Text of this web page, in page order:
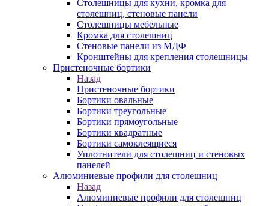
Столешницы для кухни, кромка для
столешниц, стеновые панели
Столешницы мебельные
Кромка для столешниц
Стеновые панели из МДФ
Кронштейны для крепления столешницы
Пристеночные бортики
Назад
Пристеночные бортики
Бортики овальные
Бортики треугольные
Бортики прямоугольные
Бортики квадратные
Бортики самоклеящиеся
Уплотнители для столешниц и стеновых
панелей
Алюминиевые профили для столешниц
Назад
Алюминиевые профили для столешниц